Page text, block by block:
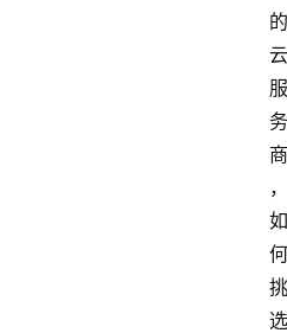
的
云
服
务
商
，
如
何
挑
选